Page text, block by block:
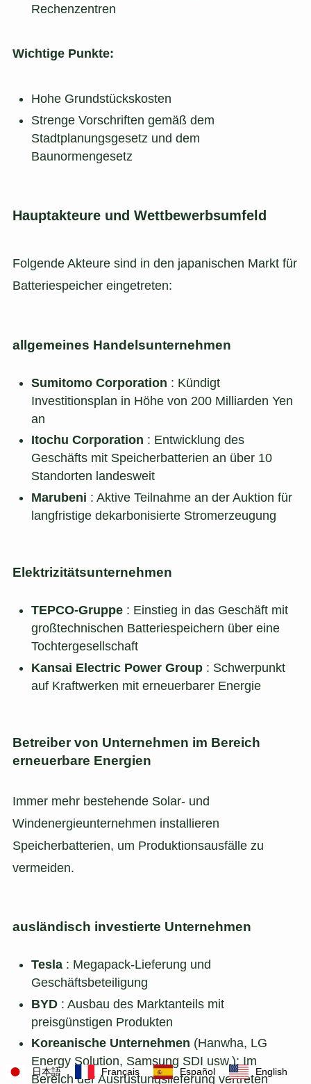
Rechenzentren
Wichtige Punkte:
Hohe Grundstückskosten
Strenge Vorschriften gemäß dem
Stadtplanungsgesetz und dem
Baunormengesetz
Hauptakteure und Wettbewerbsumfeld
Folgende Akteure sind in den japanischen Markt für
Batteriespeicher eingetreten:
allgemeines Handelsunternehmen
Sumitomo Corporation : Kündigt
Investitionsplan in Höhe von 200 Milliarden Yen
an
Itochu Corporation : Entwicklung des
Geschäfts mit Speicherbatterien an über 10
Standorten landesweit
Marubeni : Aktive Teilnahme an der Auktion für
langfristige dekarbonisierte Stromerzeugung
Elektrizitätsunternehmen
TEPCO-Gruppe: Einstieg in das Geschäft mit
großtechnischen Batteriespeichern über eine
Tochtergesellschaft
Kansai Electric Power Group: Schwerpunkt
auf Kraftwerken mit erneuerbarer Energie
Betreiber von Unternehmen im Bereich
erneuerbare Energien
Immer mehr bestehende Solar- und
Windenergieunternehmen installieren
Speicherbatterien, um Produktionsausfälle zu
vermeiden.
ausländisch investierte Unternehmen
Tesla: Megapack-Lieferung und
Geschäftsbeteiligung
BYD: Ausbau des Marktanteils mit
preisgünstigen Produkten
Koreanische Unternehmen (Hanwha, LG
Energy Solution, Samsung SDI usw.): Im
Bereich der Ausrüstungslieferung vertreten
English
Español
Français
日本語